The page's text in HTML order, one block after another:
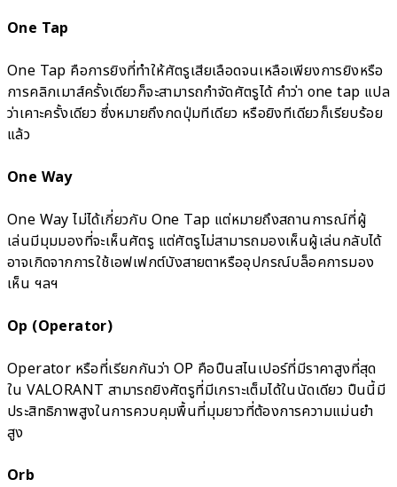
One Tap
One Tap คือการยิงที่ทำให้ศัตรูเสียเลือดจนเหลือเพียงการยิงหรือ
การคลิกเมาส์ครั้งเดียวก็จะสามารถกำจัดศัตรูได้ คำว่า one tap แปล
ว่าเคาะครั้งเดียว ซึ่งหมายถึงกดปุ่มทีเดียว หรือยิงทีเดียวก็เรียบร้อย
แล้ว
One Way
One Way ไม่ได้เกี่ยวกับ One Tap แต่หมายถึงสถานการณ์ที่ผู้
เล่นมีมุมมองที่จะเห็นศัตรู แต่ศัตรูไม่สามารถมองเห็นผู้เล่นกลับได้
อาจเกิดจากการใช้เอฟเฟกต์บังสายตาหรืออุปกรณ์บล็อคการมอง
เห็น ฯลฯ
Op (Operator)
Operator หรือที่เรียกกันว่า OP คือปืนสไนเปอร์ที่มีราคาสูงที่สุด
ใน VALORANT สามารถยิงศัตรูที่มีเกราะเต็มได้ในนัดเดียว ปืนนี้มี
ประสิทธิภาพสูงในการควบคุมพื้นที่มุมยาวที่ต้องการความแม่นยำ
สูง
Orb